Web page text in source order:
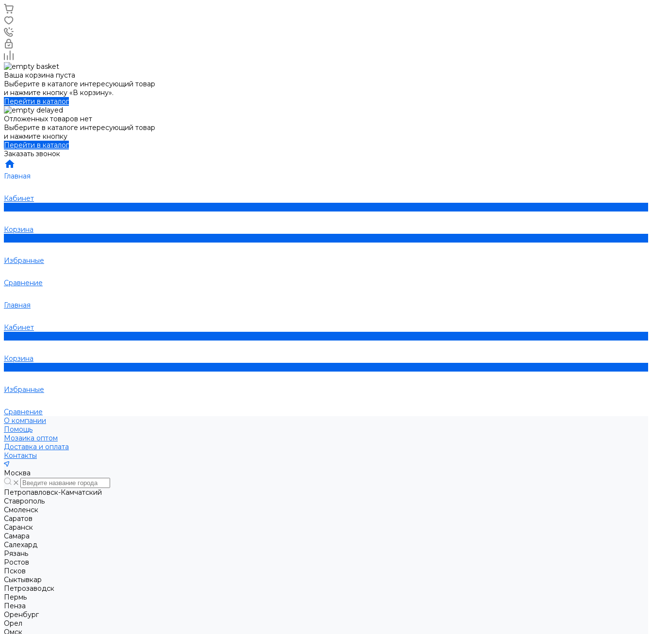
Ваша корзина пуста
Выберите в каталоге интересующий товар
и нажмите кнопку «В корзину».
Перейти в каталог
Отложенных товаров нет
Выберите в каталоге интересующий товар
и нажмите кнопку
Перейти в каталог
Заказать звонок
Главная
Кабинет
Корзина
Избранные
Сравнение
Главная
Кабинет
Корзина
Избранные
Сравнение
О компании
Помощь
Мозаика оптом
Доставка и оплата
Контакты
Москва
Петропавловск-Камчатский
Ставрополь
Смоленск
Саратов
Саранск
Самара
Салехард
Рязань
Ростов
Псков
Сыктывкар
Петрозаводск
Пермь
Пенза
Оренбург
Орел
Омск